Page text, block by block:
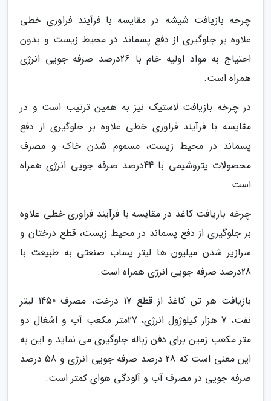
چرخه بازیافت شیشه در مقایسه با فرآیند فراوری خطی
علاوه بر جلوگیری از دفع پسماند در محیط زیست و بدون
احتیاج به مواد اولیه خام با 26درصد صرفه جویی انرژی
همراه است.
در چرخه بازیافت لاستیک نیز به همین ترتیب است و در
مقایسه با فرآیند فراوری خطی علاوه بر جلوگیری از دفع
پسماند در محیط زیست، مسموم شدن خاک و مصرف
محصولات پتروشیمی با 44درصد صرفه جویی انرژی همراه
است.
چرخه بازیافت کاغذ در مقایسه با فرآیند فراوری خطی علاوه
بر جلوگیری از دفع پسماند در محیط زیست، قطع درختان و
سرازیر شدن میلیون ها لیتر پساب صنعتی به طبیعت با
28درصد صرفه جویی انرژی همراه است.
بازیافت هر تن کاغذ از قطع 17 درخت، مصرف 1450 لیتر
نفت، 7 هزار کیلوژول انرژی، 27متر مکعب آب و اشغال دو
متر مکعب زمین برای دفن زباله جلوگیری می نماید و این به
این معنی است که 28 درصد صرفه جویی انرژی و 58 درصد
صرفه جویی در مصرف آب و آلودگی هوای کمتر است.